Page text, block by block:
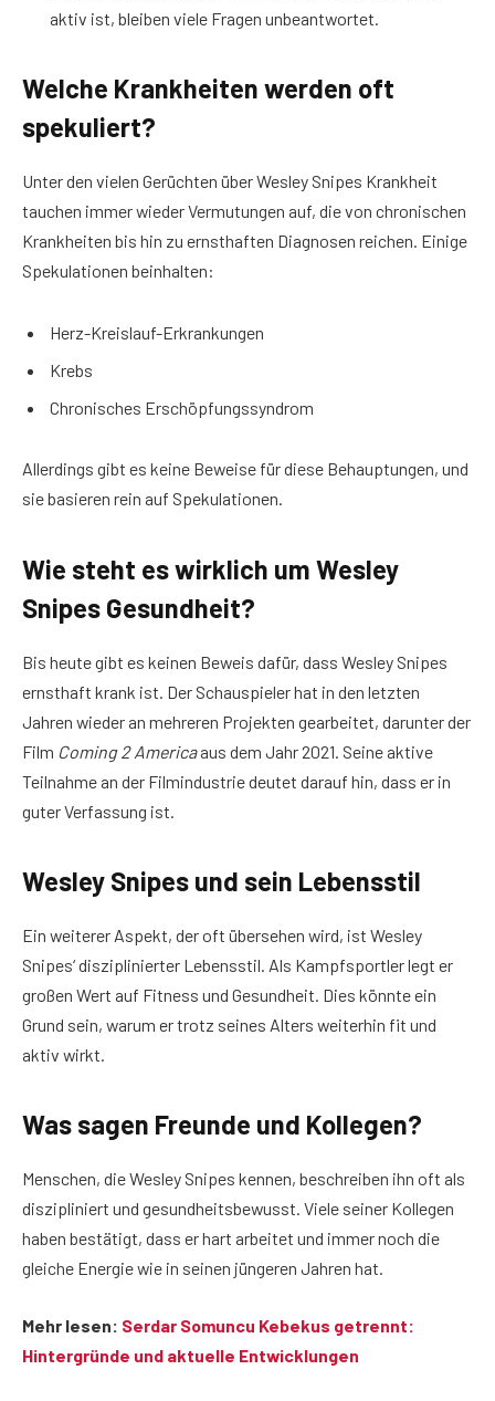
aktiv ist, bleiben viele Fragen unbeantwortet.
Welche Krankheiten werden oft
spekuliert?
Unter den vielen Gerüchten über Wesley Snipes Krankheit
tauchen immer wieder Vermutungen auf, die von chronischen
Krankheiten bis hin zu ernsthaften Diagnosen reichen. Einige
Spekulationen beinhalten:
Herz-Kreislauf-Erkrankungen
Krebs
Chronisches Erschöpfungssyndrom
Allerdings gibt es keine Beweise für diese Behauptungen, und
sie basieren rein auf Spekulationen.
Wie steht es wirklich um Wesley
Snipes Gesundheit?
Bis heute gibt es keinen Beweis dafür, dass Wesley Snipes
ernsthaft krank ist. Der Schauspieler hat in den letzten
Jahren wieder an mehreren Projekten gearbeitet, darunter der
Film Coming 2 Americaaus dem Jahr 2021. Seine aktive
Teilnahme an der Filmindustrie deutet darauf hin, dass er in
guter Verfassung ist.
Wesley Snipes und sein Lebensstil
Ein weiterer Aspekt, der oft übersehen wird, ist Wesley
Snipes‘ disziplinierter Lebensstil. Als Kampfsportler legt er
großen Wert auf Fitness und Gesundheit. Dies könnte ein
Grund sein, warum er trotz seines Alters weiterhin fit und
aktiv wirkt.
Was sagen Freunde und Kollegen?
Menschen, die Wesley Snipes kennen, beschreiben ihn oft als
diszipliniert und gesundheitsbewusst. Viele seiner Kollegen
haben bestätigt, dass er hart arbeitet und immer noch die
gleiche Energie wie in seinen jüngeren Jahren hat.
Mehr lesen: Serdar Somuncu Kebekus getrennt:
Hintergründe und aktuelle Entwicklungen